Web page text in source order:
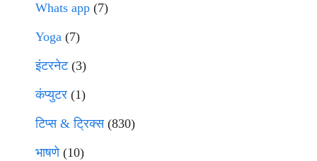
Whats app (7)
Yoga (7)
इंटरनेट(3)
कंप्युटर (1)
टिप्स & ट्रिक्स(830)
भाषणे(10)